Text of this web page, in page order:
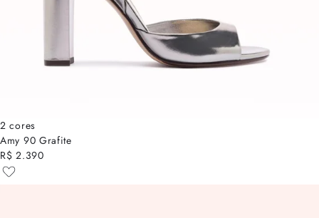
2 cores
Amy 90 Grafite
R$ 2.390